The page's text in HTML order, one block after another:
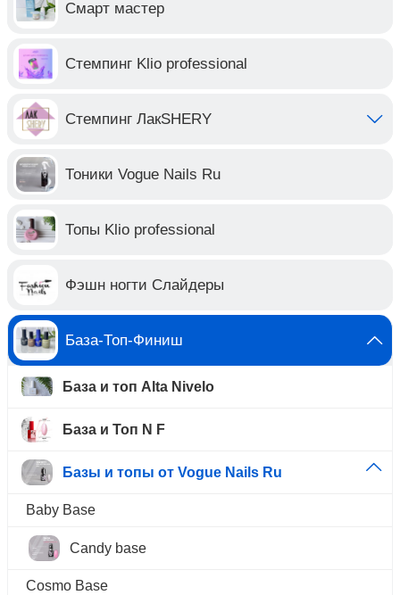
Смарт мастер
Стемпинг Klio professional
Стемпинг ЛакSHERY
Тоники Vogue Nails Ru
Топы Klio professional
Фэшн ногти Слайдеры
База-Топ-Финиш
База и топ Alta Nivelo
База и Топ N F
Базы и топы от Vogue Nails Ru
Baby Base
Candy base
Cosmo Base